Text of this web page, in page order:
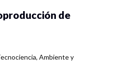
de
Ambiente y